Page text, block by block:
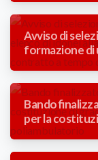
Avviso di
formazione di
mansione di
Bando
per la
Addetta/o